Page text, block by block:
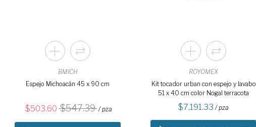
BMICH
Espejo Michoacán 45 x 90 cm
503.60 547.39 / pza
ROYOMEX
Kit tocador urban con espejo y lavabo
51 x 40 cm color Nogal terracota
7,191.33 / pza